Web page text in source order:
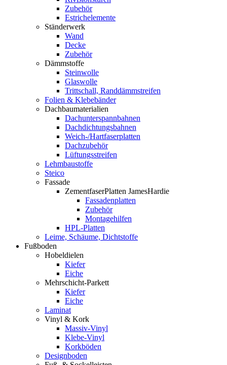
Zubehör
Estrichelemente
Ständerwerk
Wand
Decke
Zubehör
Dämmstoffe
Steinwolle
Glaswolle
Trittschall, Randdämmstreifen
Folien & Klebebänder
Dachbaumaterialien
Dachunterspannbahnen
Dachdichtungsbahnen
Weich-/Hartfaserplatten
Dachzubehör
Lüftungsstreifen
Lehmbaustoffe
Steico
Fassade
ZementfaserPlatten JamesHardie
Fassadenplatten
Zubehör
Montagehilfen
HPL-Platten
Leime, Schäume, Dichtstoffe
Fußboden
Hobeldielen
Kiefer
Eiche
Mehrschicht-Parkett
Kiefer
Eiche
Laminat
Vinyl & Kork
Massiv-Vinyl
Klebe-Vinyl
Korkböden
Designboden